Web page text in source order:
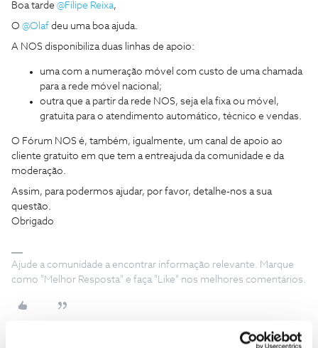
Boa tarde @Filipe Reixa,
O @Olaf deu uma boa ajuda.
A NOS disponibiliza duas linhas de apoio:
uma com a numeração móvel com custo de uma chamada
para a rede móvel nacional;
outra que a partir da rede NOS, seja ela fixa ou móvel,
gratuita para o atendimento automático, técnico e vendas.
O Fórum NOS é, também, igualmente, um canal de apoio ao
cliente gratuito em que tem a entreajuda da comunidade e da
moderação.
Assim, para podermos ajudar, por favor, detalhe-nos a sua
questão.
Obrigado
Ajude a comunidade a encontrar informação relevante. Marque
como "Melhor Resposta" e faça "Like" nos melhores comentários.